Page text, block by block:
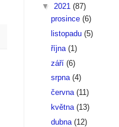
▼ 2021 (87)
prosince (6)
listopadu (5)
října (1)
září (6)
srpna (4)
června (11)
května (13)
dubna (12)